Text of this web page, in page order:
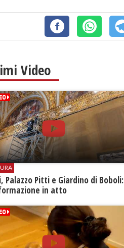
Video
Palazzo Pitti e Giardino di Boboli:
in atto